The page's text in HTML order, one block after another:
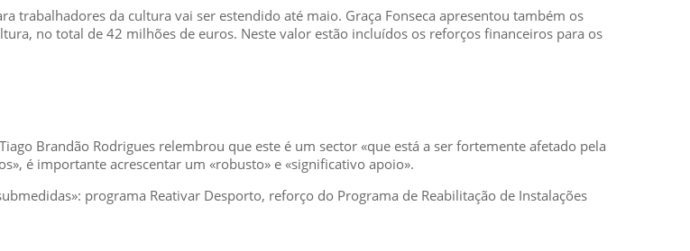
trabalhadores da cultura vai ser estendido até maio. Graça Fonseca apresentou também os
no total de 42 milhões de euros. Neste valor estão incluídos os reforços financeiros para os
Brandão Rodrigues relembrou que este é um sector «que está a ser fortemente afetado pela
é importante acrescentar um «robusto» e «significativo apoio».
programa Reativar Desporto, reforço do Programa de Reabilitação de Instalações